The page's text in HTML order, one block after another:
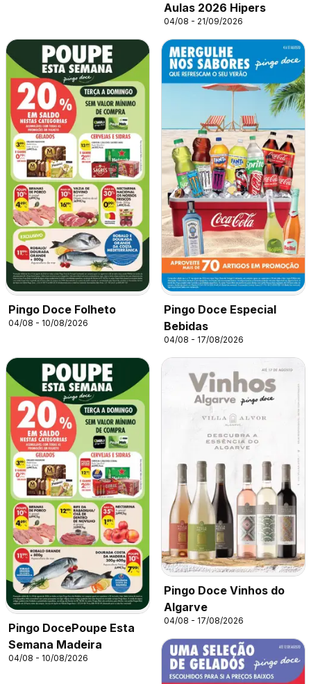
Aulas 2026 Hipers
04/08 - 21/09/2026
Pingo Doce Folheto
04/08 - 10/08/2026
Pingo Doce Especial
Bebidas
04/08 - 17/08/2026
Pingo DocePoupe Esta
Semana Madeira
04/08 - 10/08/2026
Pingo Doce Vinhos do
Algarve
04/08 - 17/08/2026